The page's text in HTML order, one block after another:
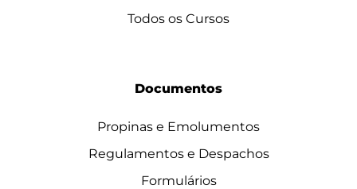
Todos os Cursos
Documentos
Propinas e Emolumentos
Regulamentos e Despachos
Formulários